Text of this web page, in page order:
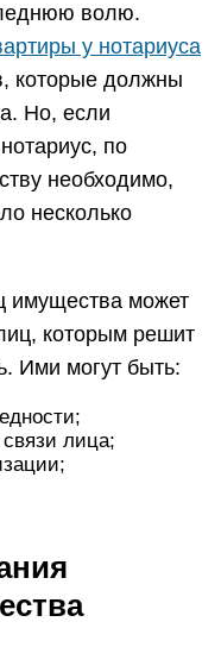
волю.
у нотариуса
которые должны
Но, если
по
необходимо,
несколько
имущества может
которым решит
Ими могут быть:
лица;